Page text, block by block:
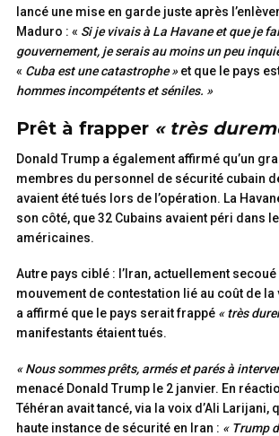
lancé une mise en garde juste après
Maduro : « Si je vivais à La Havane et que je
gouvernement, je serais au moins un peu
« Cuba est une catastrophe » et que le pays
hommes incompétents et séniles. »
Prêt à frapper « très
Donald Trump a également affirmé qu’un
membres du personnel de sécurité cubain
avaient été tués lors de l’opération. La
son côté, que 32 Cubains avaient péri dans
américaines.
Autre pays ciblé : l’Iran, actuellement secoué
mouvement de contestation lié au coût de la
a affirmé que le pays serait frappé « très
manifestants étaient tués.
« Nous sommes prêts, armés et parés à
menacé Donald Trump le 2 janvier. En
Téhéran avait tancé, via la voix d’Ali Larijani,
haute instance de sécurité en Iran : « Trump